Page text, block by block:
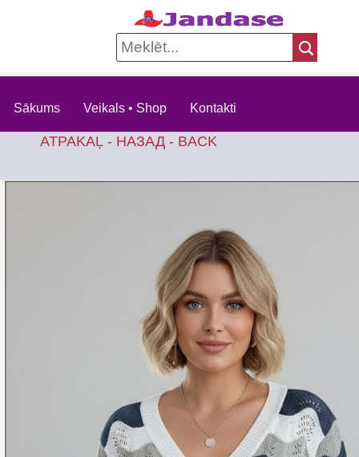
Sākums Veikals • Shop Kontakti
ATPAKAĻ - НАЗАД - BACK